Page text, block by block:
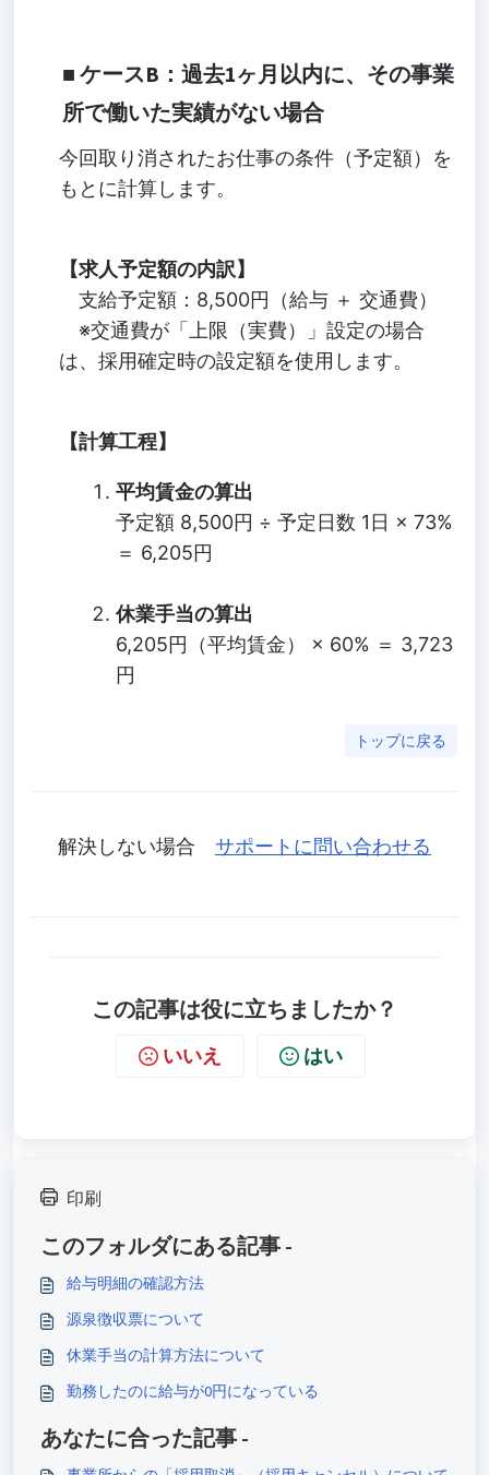
ケースB：過去1ヶ月以内に、その事業
所で働いた実績がない場合
今回取り消されたお仕事の条件（予定額）を
もとに計算します。
【求人予定額の内訳】
支給予定額：8,500円（給与 ＋ 交通費）
※交通費が「上限（実費）」設定の場合
は、採用確定時の設定額を使用します。
【計算工程】
平均賃金の算出
予定額 8,500円 ÷ 予定日数 1日 × 73%
＝ 6,205円
休業手当の算出
6,205円（平均賃金） × 60% ＝ 3,723
円
トップに戻る
解決しない場合 サポートに問い合わせる
この記事は役に立ちましたか？
いいえ はい
印刷
このフォルダにある記事 -
給与明細の確認方法
源泉徴収票について
休業手当の計算方法について
勤務したのに給与が0円になっている
あなたに合った記事 -